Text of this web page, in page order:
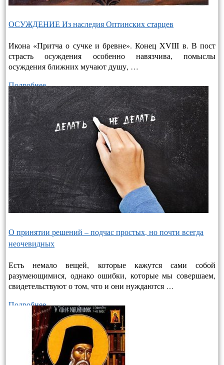
ОСУЖДЕНИЕ Из наследия Оптинских старцев
Икона «Притча о сучке и бревне». Конец XVIII в. В пост
страсть осуждения особенно навязчива, помыслы
осуждения ближних мучают душу, …
Подробнее…
О принятии решений – подчас простых, но почти всегда
неочевидных
Есть немало вещей, которые кажутся сами собой
разумеющимися, однако ошибки, которые мы совершаем,
свидетельствуют о том, что и они нуждаются …
Подробнее…